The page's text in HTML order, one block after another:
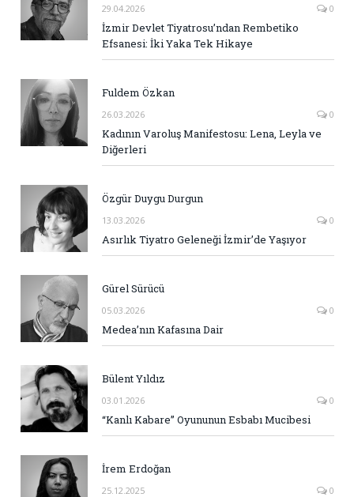
29.04.2026 0
İzmir Devlet Tiyatrosu’ndan Rembetiko
Efsanesi: İki Yaka Tek Hikaye
Fuldem Özkan
26.03.2026 0
Kadının Varoluş Manifestosu: Lena, Leyla ve
Diğerleri
Özgür Duygu Durgun
13.03.2026 0
Asırlık Tiyatro Geleneği İzmir’de Yaşıyor
Gürel Sürücü
05.03.2026 0
Medea’nın Kafasına Dair
Bülent Yıldız
03.01.2026 0
“Kanlı Kabare” Oyununun Esbabı Mucibesi
İrem Erdoğan
25.12.2025 0